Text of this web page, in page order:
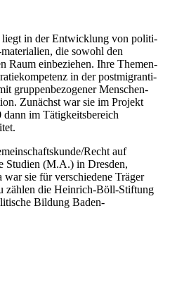
liegt in der Entwicklung von politi­
die sowohl den
Raum einbe­ziehen. Ihre Themen­
in der postmi­gran­ti­
gruppen­be­zo­gener Menschen­
Zunächst war sie im Projekt
dann im Tätig­keits­be­reich
​Recht auf
Studien (M.A.) in Dresden,
sie für verschiedene Träger
zählen die Heinrich-Böll-Stiftung
Bildung Baden-